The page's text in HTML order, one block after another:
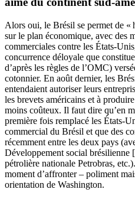
Alors oui, le Brésil se permet de «
sur le plan économique, avec des
commerciales contre les États-
concurrence déloyale que
d’après les règles de l’OMC)
cotonnier. En août dernier, les
entendaient autoriser leurs
les brevets américains et à
moins coûteux. Il faut dire qu’en
première fois remplacé les États-
commercial du Brésil et que des
récemment entre les deux pays
Développement social
pétrolière nationale Petrobras,
moment d’affronter – poliment
orientation de Washington.